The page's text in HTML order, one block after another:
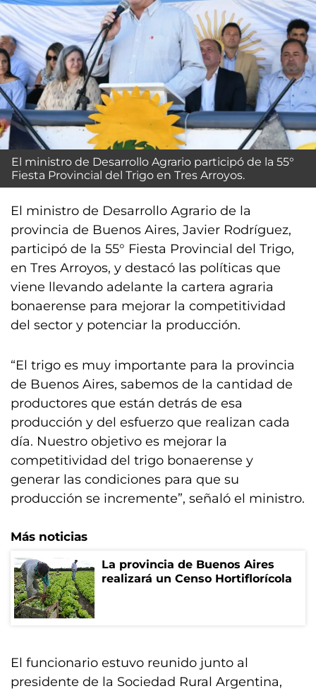
El ministro de Desarrollo Agrario participó de la 55°
Fiesta Provincial del Trigo en Tres Arroyos.
El ministro de Desarrollo Agrario de la
provincia de Buenos Aires, Javier Rodríguez,
participó de la 55° Fiesta Provincial del Trigo,
en Tres Arroyos, y destacó las políticas que
viene llevando adelante la cartera agraria
bonaerense para mejorar la competitividad
del sector y potenciar la producción.
“El trigo es muy importante para la provincia
de Buenos Aires, sabemos de la cantidad de
productores que están detrás de esa
producción y del esfuerzo que realizan cada
día. Nuestro objetivo es mejorar la
competitividad del trigo bonaerense y
generar las condiciones para que su
producción se incremente”, señaló el ministro.
Más noticias
La provincia de Buenos Aires
realizará un Censo Hortiflorícola
El funcionario estuvo reunido junto al
presidente de la Sociedad Rural Argentina,